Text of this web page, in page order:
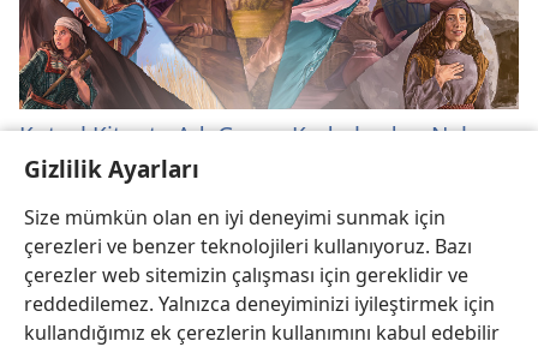
Gizlilik Ayarları
Size mümkün olan en iyi deneyimi sunmak için
çerezleri ve benzer teknolojileri kullanıyoruz. Bazı
çerezler web sitemizin çalışması için gereklidir ve
reddedilemez. Yalnızca deneyiminizi iyileştirmek için
kullandığımız ek çerezlerin kullanımını kabul edebilir
Kutsal Kitapta Adı Geçen Kadınlardan Neler
Öğrenebiliriz?
kadınların arasındaki farkı görebilirsiniz.